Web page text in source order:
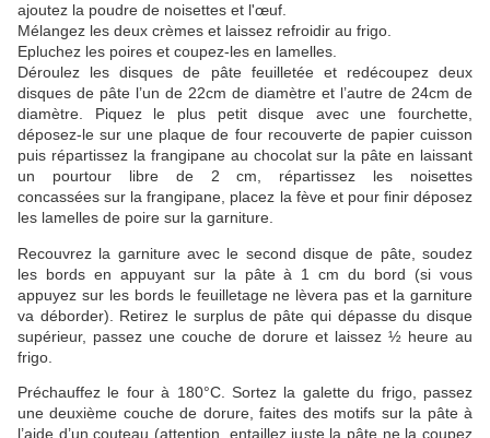
ajoutez la poudre de noisettes et l'œuf.
Mélangez les deux crèmes et laissez refroidir au frigo.
Epluchez les poires et coupez-les en lamelles.
Déroulez les disques de pâte feuilletée et redécoupez deux
disques de pâte l’un de 22cm de diamètre et l’autre de 24cm de
diamètre. Piquez le plus petit disque avec une fourchette,
déposez-le sur une plaque de four recouverte de papier cuisson
puis répartissez la frangipane au chocolat sur la pâte en laissant
un pourtour libre de 2 cm, répartissez les noisettes
concassées sur la frangipane, placez la fève et pour finir déposez
les lamelles de poire sur la garniture.
Recouvrez la garniture avec le second disque de pâte, soudez
les bords en appuyant sur la pâte à 1 cm du bord (si vous
appuyez sur les bords le feuilletage ne lèvera pas et la garniture
va déborder). Retirez le surplus de pâte qui dépasse du disque
supérieur, passez une couche de dorure et laissez ½ heure au
frigo.
Préchauffez le four à 180°C. Sortez la galette du frigo, passez
une deuxième couche de dorure, faites des motifs sur la pâte à
l’aide d’un couteau (attention, entaillez juste la pâte ne la coupez